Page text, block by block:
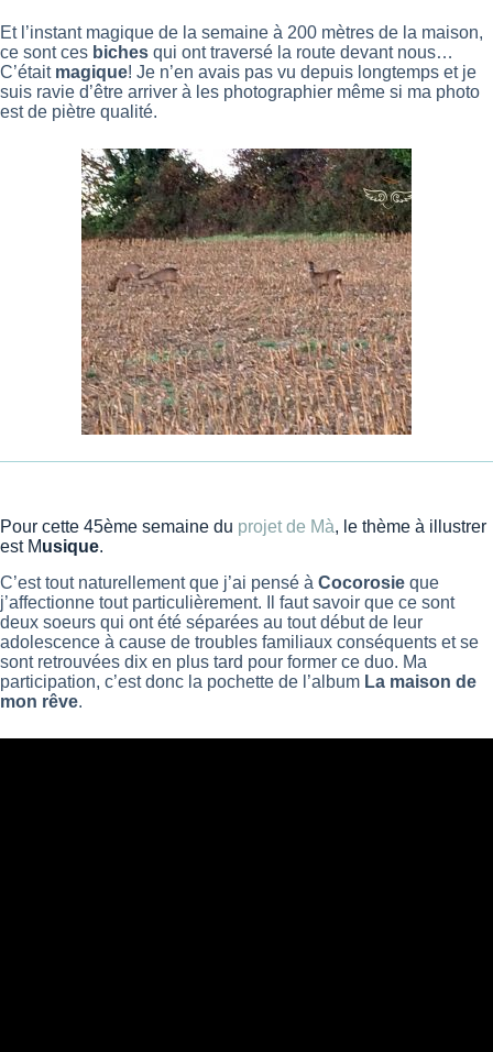
Et l’instant magique de la semaine à 200 mètres de la maison,
ce sont ces biches qui ont traversé la route devant nous…
C’était magique! Je n’en avais pas vu depuis longtemps et je
suis ravie d’être arriver à les photographier même si ma photo
est de piètre qualité.
Pour cette 45ème semaine du projet de Mà, le thème à illustrer
est Musique.
C’est tout naturellement que j’ai pensé à Cocorosie que
j’affectionne tout particulièrement. Il faut savoir que ce sont
deux soeurs qui ont été séparées au tout début de leur
adolescence à cause de troubles familiaux conséquents et se
sont retrouvées dix en plus tard pour former ce duo. Ma
participation, c’est donc la pochette de l’album La maison de
mon rêve.